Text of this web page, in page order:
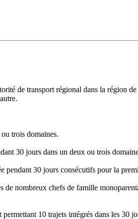
de transport régional dans la région
trois domaines.
30 jours dans un deux ou trois
30 jours consécutifs pour la
nombreux chefs de famille
10 trajets intégrés dans les 30